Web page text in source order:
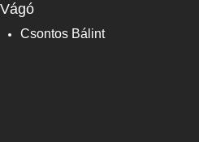
Vágó
Csontos Bálint